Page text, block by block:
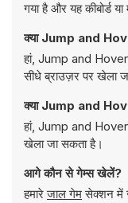
गया है और यह कीबोर्ड
क्या Jump and
हां, Jump and
सीधे ब्राउज़र पर खेला
क्या Jump and
हां, Jump and
खेला जा सकता है।
आगे कौन से गेम्स खेलें?
हमारेजाल गेमसेक्शन में